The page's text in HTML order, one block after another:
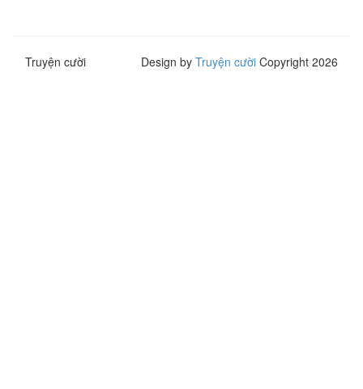
Truyện cười Design by Truyện cười Copyright 2026